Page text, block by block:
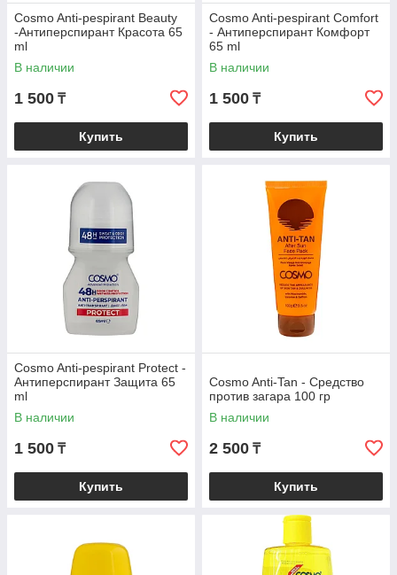
Cosmo Anti-pespirant Beauty
-Антиперспирант Красота 65
ml
В наличии
1 500 ₸
Купить
Cosmo Anti-pespirant Comfort
- Антиперспирант Комфорт
65 ml
В наличии
1 500 ₸
Купить
Cosmo Anti-pespirant Protect -
Антиперспирант Защита 65
ml
В наличии
1 500 ₸
Купить
Cosmo Anti-Tan - Средство
против загара 100 гр
В наличии
2 500 ₸
Купить